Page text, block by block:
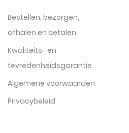
Bestellen, bezorgen,
afhalen en betalen
Kwaliteits- en
tevredenheidsgarantie
Algemene voorwaarden
Privacybeleid